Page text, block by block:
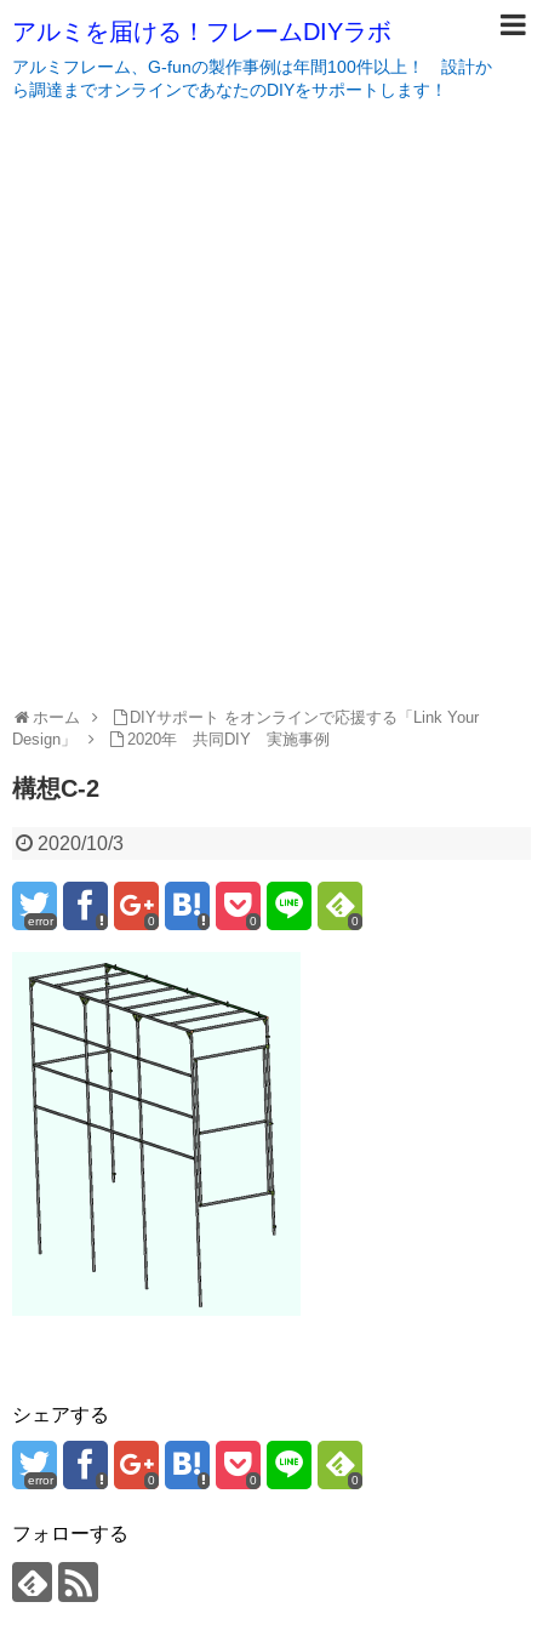
アルミを届ける！フレームDIYラボ
アルミフレーム、G-funの製作事例は年間100件以上！ 設計か
ら調達までオンラインであなたのDIYをサポートします！
ホーム
DIYサポート をオンラインで応援する「Link Your
Design」
2020年 共同DIY 実施事例
構想C-2
2020/10/3
error 0 0 0
シェアする
error 0 0 0
フォローする